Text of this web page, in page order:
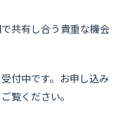
共有し合う貴重な機会
付中です。お申し込み
覧ください。